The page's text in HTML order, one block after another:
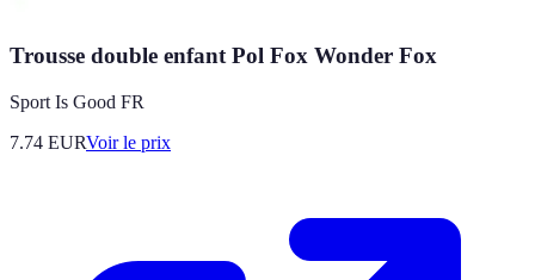
Trousse double enfant Pol Fox Wonder Fox
Sport Is Good FR
7.74 EURVoir le prix